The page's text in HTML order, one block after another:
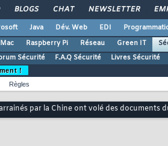
BLOGS CHAT NEWSLETTER
Java Dév. Web EDI
Mac Raspberry Pi Réseau Green IT
Sécurité F.A.Q Sécurité Livres Sécurité
!
Règles
par la Chine ont volé des documents